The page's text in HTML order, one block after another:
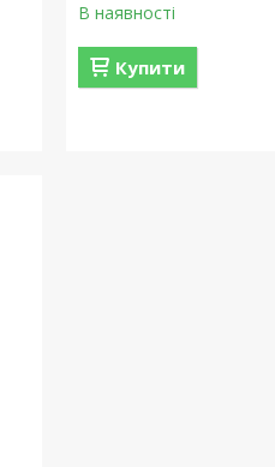
В наявності
Купити